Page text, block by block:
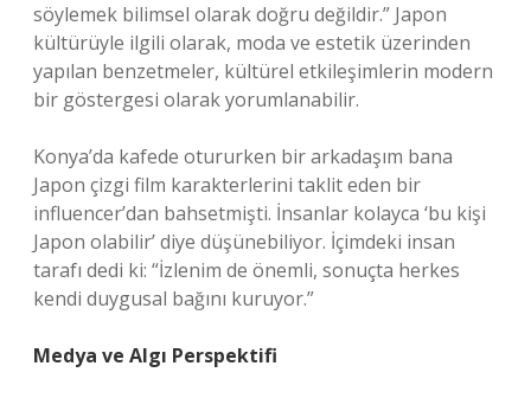
söylemek bilimsel olarak doğru değildir.” Japon
kültürüyle ilgili olarak, moda ve estetik üzerinden
yapılan benzetmeler, kültürel etkileşimlerin modern
bir göstergesi olarak yorumlanabilir.
Konya’da kafede otururken bir arkadaşım bana
Japon çizgi film karakterlerini taklit eden bir
influencer’dan bahsetmişti. İnsanlar kolayca ‘bu kişi
Japon olabilir’ diye düşünebiliyor. İçimdeki insan
tarafı dedi ki: “İzlenim de önemli, sonuçta herkes
kendi duygusal bağını kuruyor.”
Medya ve Algı Perspektifi